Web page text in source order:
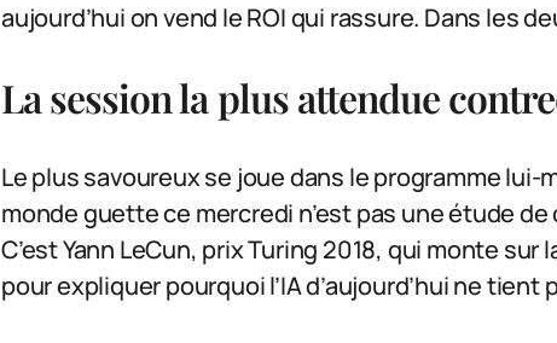
aujourd’hui on vend le ROI qui rassure. Dans les
La session la plus attendue
Le plus savoureux se joue dans le programme
monde guette ce mercredi n’est pas une étude
C’est Yann LeCun, prix Turing 2018, qui monte sur
pour expliquer pourquoi l’IA d’aujourd’hui ne tient